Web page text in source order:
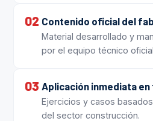
02 Contenido oficial del
Material desarrollado y
por el equipo técnico
03 Aplicación inmediata
Ejercicios y casos
del sector construcción.